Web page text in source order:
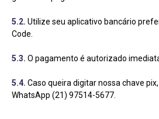
5.2. Utilize seu aplicativo bancário
Code.
5.3. O pagamento é autorizado
5.4. Caso queira digitar nossa chave
WhatsApp (21) 97514-5677.